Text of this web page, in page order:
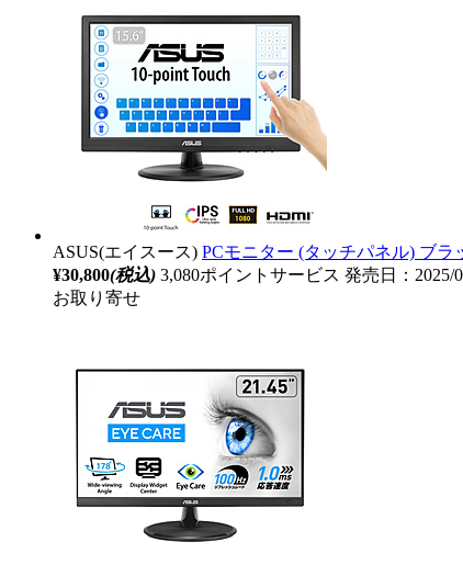
ASUS(エイスース) PCモニター (タッチパネル) ブラ
¥30,800(税込) 3,080ポイントサービス 発売日：2025/
お取り寄せ